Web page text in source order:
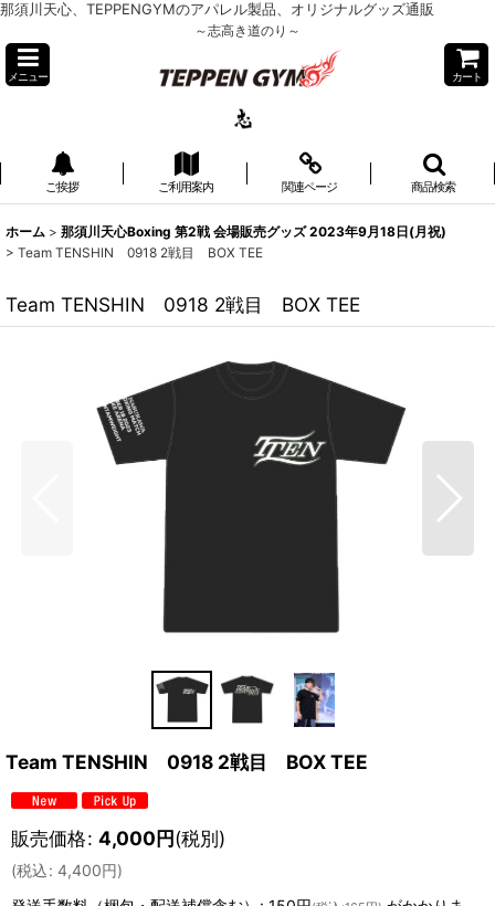
那須川天心、TEPPENGYMのアパレル製品、オリジナルグッズ通販
～志高き道のり～
メニュー カート
ご挨拶 ご利用案内 関連ページ 商品検索
ホーム > 那須川天心Boxing 第2戦 会場販売グッズ 2023年9月18日(月祝)
> Team TENSHIN 0918 2戦目 BOX TEE
Team TENSHIN 0918 2戦目 BOX TEE
Team TENSHIN 0918 2戦目 BOX TEE
販売価格: 4,000円(税別)
(税込: 4,400円)